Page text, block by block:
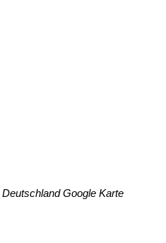
Deutschland Google Karte